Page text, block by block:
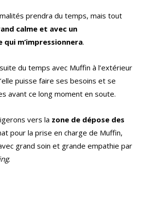
prendra du temps, mais tout
calme et avec un
m’impressionnera.
du temps avec Muffin à l’extérieur
puisse faire ses besoins et se
avant ce long moment en soute.
vers la zone de dépose des
pour la prise en charge de Muffin,
grand soin et grande empathie par
.